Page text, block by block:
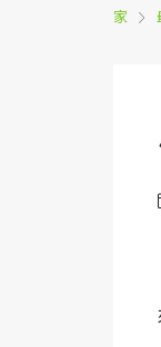
家